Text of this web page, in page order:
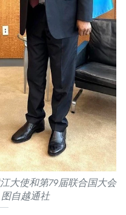
大使和第79届联合国大会
图自越通社